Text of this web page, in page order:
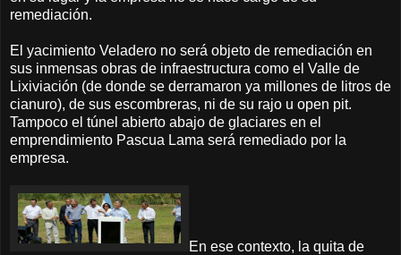
remediación.
El yacimiento Veladero no será objeto de remediación en
sus inmensas obras de infraestructura como el Valle de
Lixiviación (de donde se derramaron ya millones de litros de
cianuro), de sus escombreras, ni de su rajo u open pit.
Tampoco el túnel abierto abajo de glaciares en el
emprendimiento Pascua Lama será remediado por la
empresa.
En ese contexto, la quita de